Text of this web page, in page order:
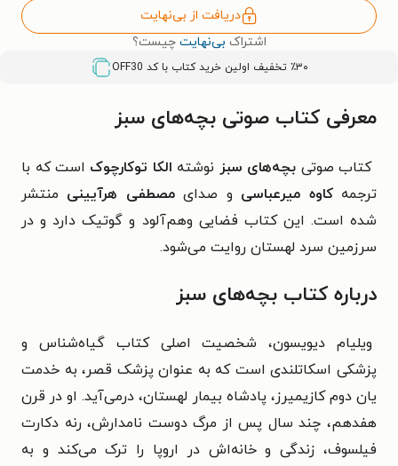
دریافت از بی‌نهایت
اشتراک بی‌نهایت چیست؟
٪۳۰ تخفیف اولین خرید کتاب با کد OFF30
معرفی کتاب صوتی بچه‌های سبز
کتاب صوتی بچه‌های سبز نوشته الکا توکارچوک است که با
ترجمهکاوه میرعباسی و صدایمصطفی هرآیینی منتشر
شده است. این کتاب فضایی وهم‌آلود و گوتیک دارد و در
سرزمین سرد لهستان روایت می‌شود.
درباره کتاب بچه‌های سبز
ویلیام دیویسون، شخصیت اصلی کتاب گیاه شناس و
پزشکی اسکاتلندی است که به عنوان پزشک قصر، به خدمت
یان دوم کازیمیرز، پادشاه بیمار لهستان، درمی‌آید. او در قرن
هفدهم، چند سال پس از مرگ دوست نامدارش، رنه دکارت
فیلسوف، زندگی و خانه‌اش در اروپا را ترک می‌کند و به